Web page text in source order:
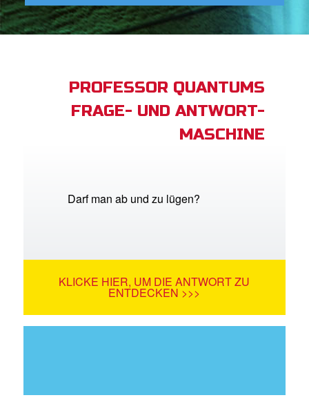
PROFESSOR QUANTUMS
FRAGE- UND ANTWORT-
MASCHINE
Darf man ab und zu lügen?
KLICKE HIER, UM DIE ANTWORT ZU
ENTDECKEN >>>